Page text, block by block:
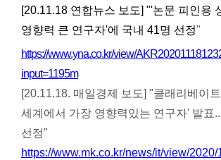
[20.11.18 연합뉴스 보도] "'논문 피인용
영향력 큰 연구자'에 국내 41명 선정"
https://www.yna.co.kr/view/
input=1195m
[20.11.18. 매일경제 보도] "클래리베이
세계에서 가장 영향력있는 연구자' 발표
선정"
https://www.mk.co.kr/news/it/view/2020/